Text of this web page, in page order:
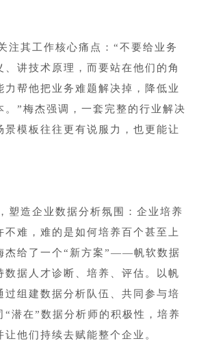
注其工作核心痛点：“不要给业务
、讲技术原理，而要站在他们的角
力帮他把业务难题解决掉，降低业
。”梅杰强调，一套完整的行业解决
景模板往往更有说服力，也更能让
塑造企业数据分析氛围：企业培养
不难，难的是如何培养百个甚至上
杰给了一个“新方案”——帆软数据
数据人才诊断、培养、评估。以帆
过组建数据分析队伍、共同参与培
“潜在”数据分析师的积极性，培养
他们持续去赋能整个企业。